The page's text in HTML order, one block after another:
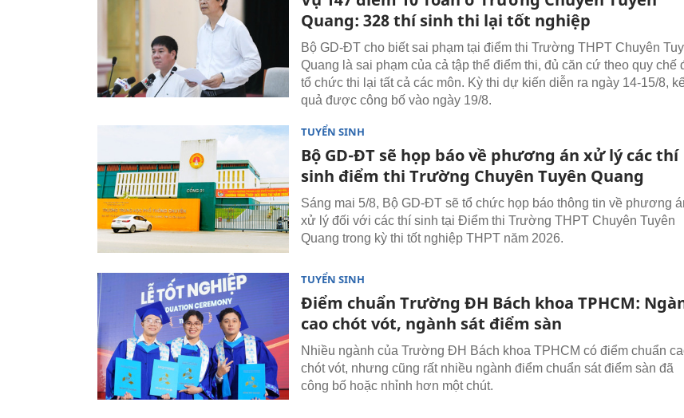
Quang: 328 thí sinh thi lại tốt nghiệp
Bộ GD-ĐT cho biết sai phạm tại điểm thi Trường THPT Chuyên
Quang là sai phạm của cả tập thể điểm thi, đủ căn cứ theo quy chế
tổ chức thi lại tất cả các môn. Kỳ thi dự kiến diễn ra ngày 14-15/8,
quả được công bố vào ngày 19/8.
TUYỂN SINH
Bộ GD-ĐT sẽ họp báo về phương án xử lý các thí
sinh điểm thi Trường Chuyên Tuyên Quang
Sáng mai 5/8, Bộ GD-ĐT sẽ tổ chức họp báo thông tin về phương
xử lý đối với các thí sinh tại Điểm thi Trường THPT Chuyên Tuyên
Quang trong kỳ thi tốt nghiệp THPT năm 2026.
TUYỂN SINH
Điểm chuẩn Trường ĐH Bách khoa TPHCM:
cao chót vót, ngành sát điểm sàn
Nhiều ngành của Trường ĐH Bách khoa TPHCM có điểm chuẩn
chót vót, nhưng cũng rất nhiều ngành điểm chuẩn sát điểm sàn đã
công bố hoặc nhỉnh hơn một chút.